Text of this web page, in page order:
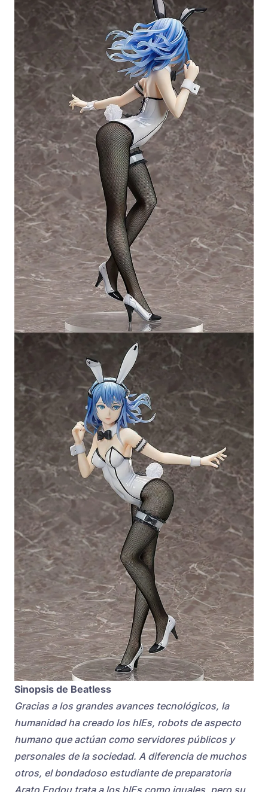
Sinopsis de Beatless
Gracias a los grandes avances tecnológicos, la
humanidad ha creado los hIEs, robots de aspecto
humano que actúan como servidores públicos y
personales de la sociedad. A diferencia de muchos
otros, el bondadoso estudiante de preparatoria
Arato Endou trata a los hIEs como iguales, pero su